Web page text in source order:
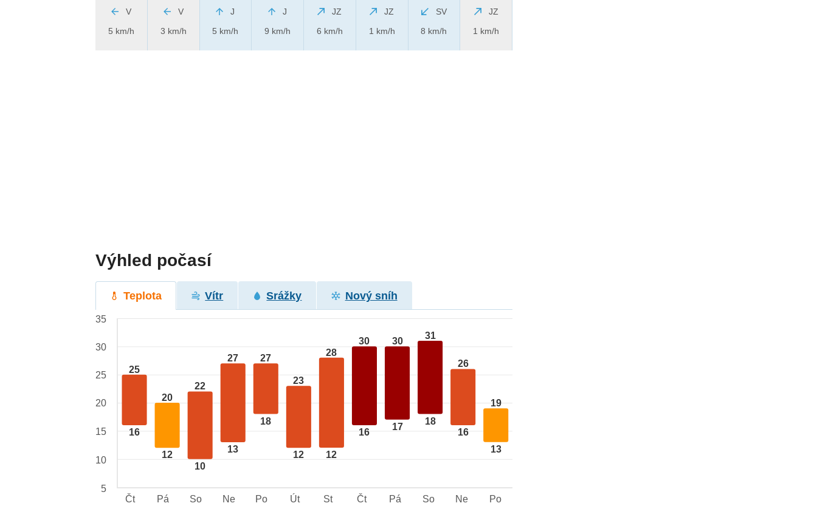
V
5 km/h
V
3 km/h
J
5 km/h
J
9 km/h
JZ
6 km/h
JZ
1 km/h
SV
8 km/h
JZ
1 km/h
Výhled počasí
Teplota Vítr Srážky Nový sníh
25
16
20
12
22
10
27
13
27
18
23
12
28
12
30
16
30
17
31
18
26
16
19
13
35
30
25
20
15
10
5
Čt
Pá So Ne Po Út St Čt Pá So Ne Po